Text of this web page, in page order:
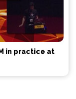
in practice at